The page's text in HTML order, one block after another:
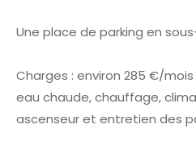
Une place de parking en
Charges : environ 285 €/
eau chaude, chauffage,
ascenseur et entretien des